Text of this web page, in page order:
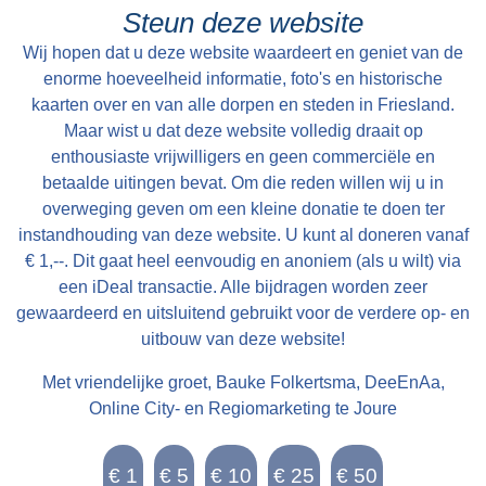
waarvan “36 ponden Hooijland, 31 ponden
Grasland en 7 ponden Reijdland”. Het land ten
zuiden van de boerderij wordt het “lege meden”
genoemd, waaraan het rijeedmeer (rietmeer) ligt.
Het rijeedland (rietland) ligt tegen de “die grote
Rien”. Verder is er nog “6 ponden saedlant
leggende, om ende om op ende an Epas vors.
stins graft”. Deze stinsgracht omsloot de
stinswier en lag tegen het “saedland” aan. Een
andere naam die wordt gebruikt voor stinswier is
‘wijer’. Deze naam komen we tegen in het
Register van aanbreng bij de buurman van Epa
Ighaz op Suderburen. Lolla Taekaz is hier
pachtboer en “dije halve huijssteed mijt die
halve wijer hoert Epa voer XIV st “. Epa Ighaz is
dus eigenaar van de stins op Walma state en
Steun deze website
Wij hopen dat u deze website waardeert en geniet van de
enorme hoeveelheid informatie, foto's en historische
kaarten over en van alle dorpen en steden in Friesland.
Maar wist u dat deze website volledig draait op
enthousiaste vrijwilligers en geen commerciële en
betaalde uitingen bevat. Om die reden willen wij u in
overweging geven om een kleine donatie te doen ter
instandhouding van deze website. U kunt al doneren vanaf
€ 1,--. Dit gaat heel eenvoudig en anoniem (als u wilt) via
een iDeal transactie. Alle bijdragen worden zeer
gewaardeerd en uitsluitend gebruikt voor de verdere op- en
uitbouw van deze website!
Met vriendelijke groet, Bauke Folkertsma, DeeEnAa,
Online City- en Regiomarketing te Joure